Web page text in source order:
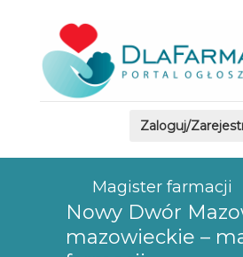
Zaloguj/
Magister farmacji
Nowy Dwór
mazowieckie –